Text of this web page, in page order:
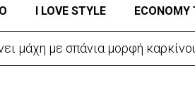
I LOVE STYLE ECONOMY
25 τραυματίες, οι 7 σοβαρά